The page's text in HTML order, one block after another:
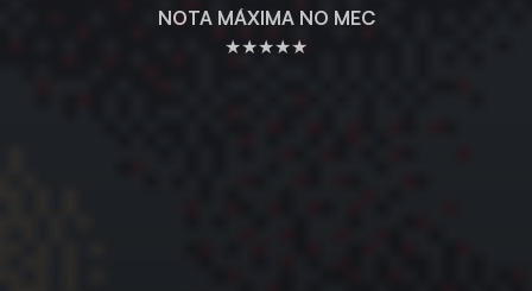
NOTA MÁXIMA NO MEC
★★★★★